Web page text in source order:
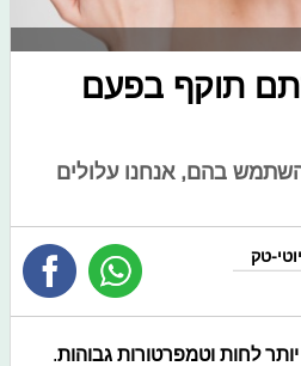
תוקף בפעם
בהם, אנחנו עלולים
טק
יותר לחות וטמפרטורות גבוהות.